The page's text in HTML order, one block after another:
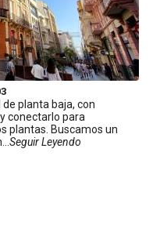
planta baja, con
conectarlo para
plantas. Buscamos un
Seguir Leyendo